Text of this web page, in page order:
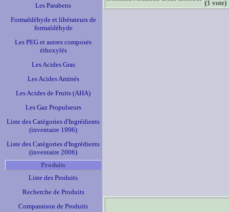
Les Parabens
Formaldéhyde et libérateurs de
formaldéhyde
Les PEG et autres composés
éthoxylés
Les Acides Gras
Les Acides Aminés
Les Acides de Fruits (AHA)
Les Gaz Propulseurs
Liste des Catégories d'Ingrédients
(inventaire 1996)
Liste des Catégories d'Ingrédients
(inventaire 2006)
Produits
Liste des Produits
Recherche de Produits
Comparaison de Produits
(1 vote)